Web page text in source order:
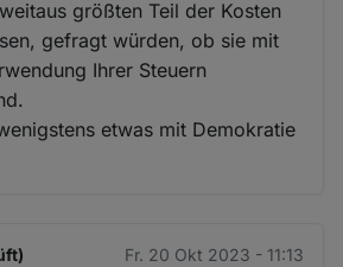
größten Teil der Kosten
gefragt würden, ob sie mit
Ihrer Steuern
etwas mit Demokratie
Fr. 20 Okt 2023 - 11:13